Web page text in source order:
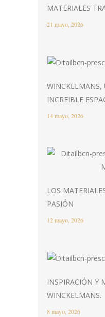
MATERIALES
21 mayo, 2026
WINCKELMANS,
INCREIBLE
14 mayo, 2026
LOS
PASIÓN
12 mayo, 2026
INSPIRACIÓN Y
WINCKELMANS.
8 mayo, 2026